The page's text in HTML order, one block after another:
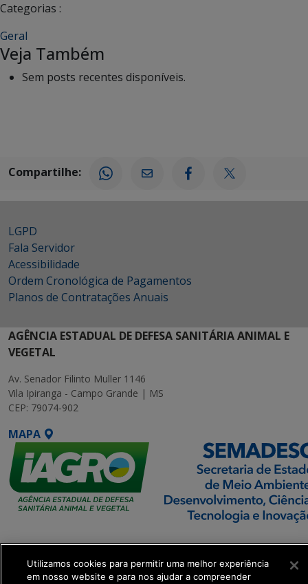
Categorias :
Geral
Veja Também
Sem posts recentes disponíveis.
Compartilhe:
LGPD
Fala Servidor
Acessibilidade
Ordem Cronológica de Pagamentos
Planos de Contratações Anuais
AGÊNCIA ESTADUAL DE DEFESA SANITÁRIA ANIMAL E
VEGETAL
Av. Senador Filinto Muller 1146
Vila Ipiranga - Campo Grande | MS
CEP: 79074-902
MAPA
SETDIG | Secretaria-
Executiva de
Transformação Digital
Utilizamos cookies para permitir uma melhor experiência
em nosso website e para nos ajudar a compreender